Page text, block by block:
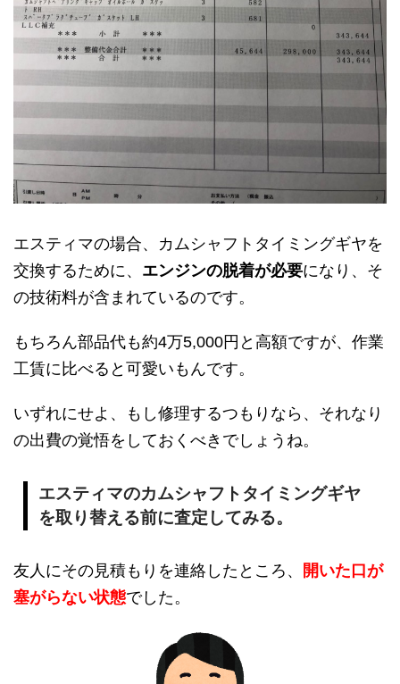
エスティマの場合、カムシャフトタイミングギヤを
交換するために、 エンジンの脱着が必要になり、そ
の技術料が含まれているのです。
もちろん部品代も約4万5,000円と高額ですが、作業
工賃に比べると可愛いもんです。
いずれにせよ、もし修理するつもりなら、それなり
の出費の覚悟をしておくべきでしょうね。
エスティマのカムシャフトタイミングギヤ
を取り替える前に査定してみる。
友人にその見積もりを連絡したところ、
開いた口が
塞がらない状態でした。